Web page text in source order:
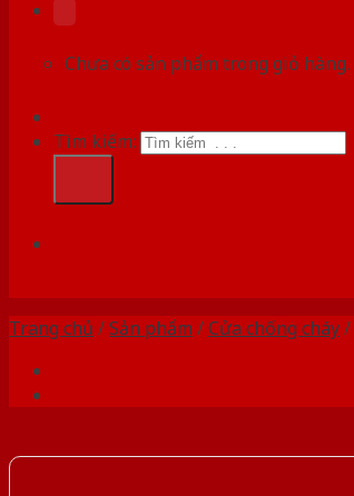
Chưa có sản phẩm trong giỏ hàng.
Tìm kiếm:
Trang chủ /Sản phẩm /Cửa chống cháy/